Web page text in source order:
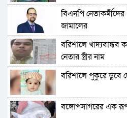
পটুয়াখালীতে কুকুরকে
হাজার টাকা জরিমানা
ফ্যাসিবাদ গোষ্ঠীর
প্রতিমন্ত্রী
ভোলায় পঞ্চম শ্রেণির
অভিযোগ, গ্রেপ্তার ৩
বরিশালে রাস্তার পাশ
উদ্ধার
বিএনপি
জামালের
বরিশালে খাদ্যবান্ধব
নেতার স্ত্রীর নাম
বরিশালে পুকুরে ডুবে
বঙ্গোপসাগরের এক